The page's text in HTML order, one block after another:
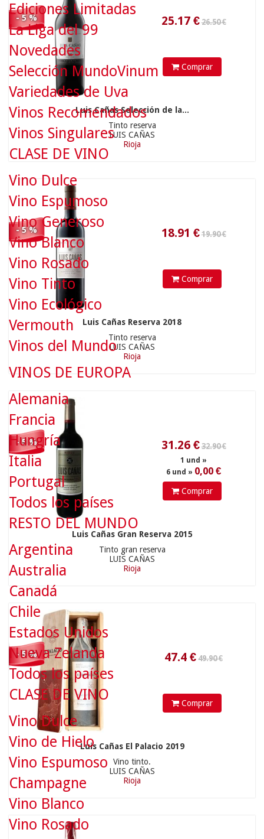
- 5 %
Comprar
Luis Cañas Selección de la...
Tinto reserva
LUIS CAÑAS
Rioja
- 5 %
19.90 €
Comprar
Luis Cañas Reserva 2018
Tinto reserva
LUIS CAÑAS
Rioja
- 5 %
32.90 €
Comprar
Luis Cañas Gran Reserva 2015
Tinto gran reserva
LUIS CAÑAS
Rioja
- 5 %
47.4
49.90 €
Comprar
Luis Cañas El Palacio 2019
Vino tinto.
LUIS CAÑAS
Rioja
12.3€
Ediciones Limitadas
La Liga del 99
Novedades
Selección MundoVinum
Variedades de Uva
Vinos Recomendados
Vinos Singulares
CLASE DE VINO
Vino Dulce
Vino Espumoso
Vino Generoso
Vino Blanco
Vino Rosado
Vino Tinto
Vino Ecológico
Vermouth
Vinos del Mundo
VINOS DE EUROPA
Alemania
Francia
Hungría
Italia
Portugal
Todos los países
RESTO DEL MUNDO
Argentina
Australia
Canadá
Chile
Estados Unidos
Nueva Zelanda
Todos los países
CLASE DE VINO
Vino Dulce
Vino de Hielo
Vino Espumoso
Champagne
Vino Blanco
Vino Rosado